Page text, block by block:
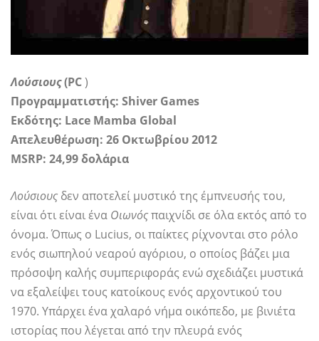
Λούσιους(PC)
Προγραμματιστής: Shiver Games
Εκδότης: Lace Mamba Global
Απελευθέρωση: 26 Οκτωβρίου 2012
MSRP: 24,99 δολάρια
Λούσιους δεν αποτελεί μυστικό της έμπνευσής του,
είναι ότι είναι ένα Οιωνόςπαιχνίδι σε όλα εκτός από το
όνομα. Όπως ο Lucius, οι παίκτες ρίχνονται στο ρόλο
ενός σιωπηλού νεαρού αγόριου, ο οποίος βάζει μια
πρόσοψη καλής συμπεριφοράς ενώ σχεδιάζει μυστικά
να εξαλείψει τους κατοίκους ενός αρχοντικού του
1970. Υπάρχει ένα χαλαρό νήμα οικόπεδο, με βινιέτα
ιστορίας που λέγεται από την πλευρά ενός